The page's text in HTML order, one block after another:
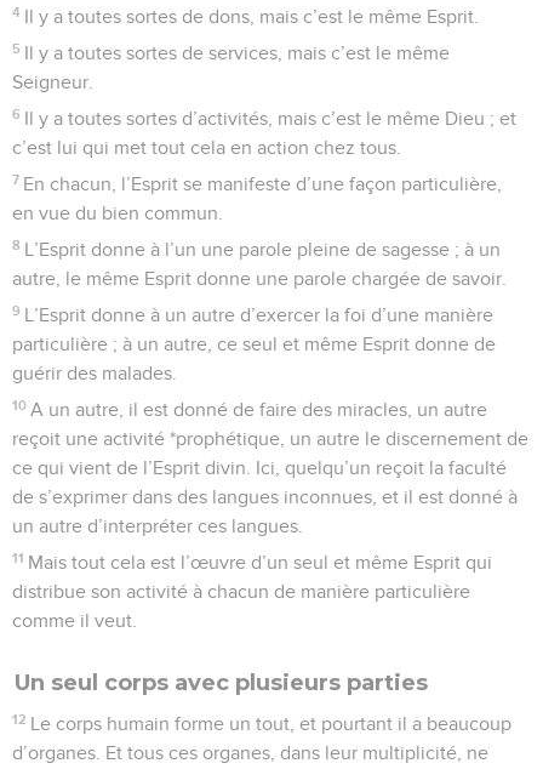
4 Il y a toutes sortes de dons, mais c’est le même Esprit.
5 Il y a toutes sortes de services, mais c’est le même
Seigneur.
6 Il y a toutes sortes d’activités, mais c’est le même Dieu ; et
c’est lui qui met tout cela en action chez tous.
7 En chacun, l’Esprit se manifeste d’une façon particulière,
en vue du bien commun.
8 L’Esprit donne à l’un une parole pleine de sagesse ; à un
autre, le même Esprit donne une parole chargée de savoir.
9 L’Esprit donne à un autre d’exercer la foi d’une manière
particulière ; à un autre, ce seul et même Esprit donne de
guérir des malades.
10 A un autre, il est donné de faire des miracles, un autre
reçoit une activité *prophétique, un autre le discernement de
ce qui vient de l’Esprit divin. Ici, quelqu’un reçoit la faculté
de s’exprimer dans des langues inconnues, et il est donné à
un autre d’interpréter ces langues.
11 Mais tout cela est l’œuvre d’un seul et même Esprit qui
distribue son activité à chacun de manière particulière
comme il veut.
Un seul corps avec plusieurs parties
12 Le corps humain forme un tout, et pourtant il a beaucoup
d’organes. Et tous ces organes, dans leur multiplicité, ne